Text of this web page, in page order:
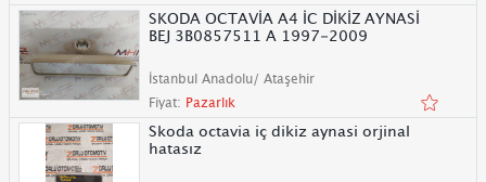
SKODA OCTAVİA A4 İC DİKİZ AYNASİ
BEJ 3B0857511 A 1997-2009
İstanbul Anadolu/ Ataşehir
Fiyat: Pazarlık
Skoda octavia iç dikiz aynasi orjinal
hatasız